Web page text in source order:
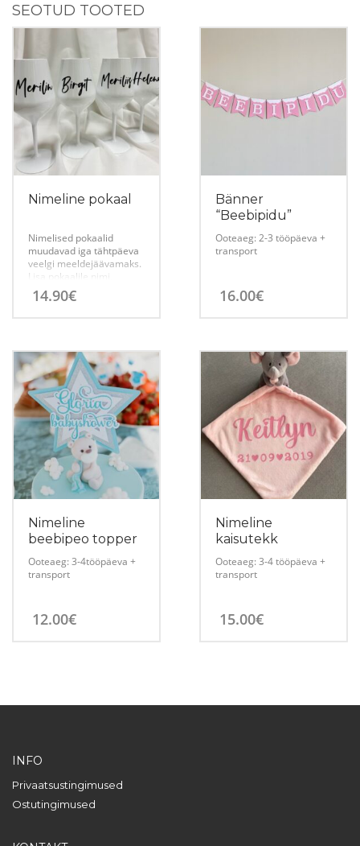
SEOTUD TOOTED
Nimeline pokaal
Nimelised pokaalid
muudavad iga tähtpäeva
veelgi meeldejäävamaks.
Lisa pokaalile nimi,
kuupäev, tekst või muu
soovitud kujundus ning
pulmadeks,
tüdrukuteõhtuks või
muuks eriliseks
sündmuseks.
14.90€
Bänner
“Beebipidu”
Ooteaeg: 2-3 tööpäeva +
transport
16.00€
Nimeline
beebipeo topper
Ooteaeg: 3-4tööpäeva +
transport
12.00€
Nimeline
kaisutekk
Ooteaeg: 3-4 tööpäeva +
transport
15.00€
INFO
Privaatsustingimused
Ostutingimused